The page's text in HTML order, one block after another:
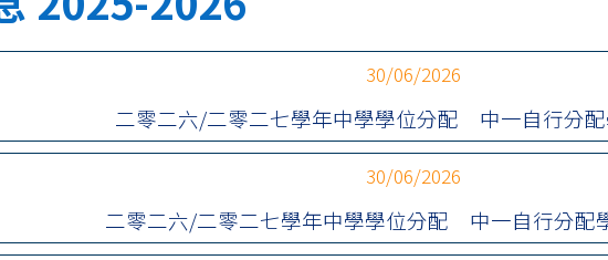
30/06/2026
二零二六/二零二七學年中學學位分配 中一自行分
30/06/2026
二零二六/二零二七學年中學學位分配 中一自行分配